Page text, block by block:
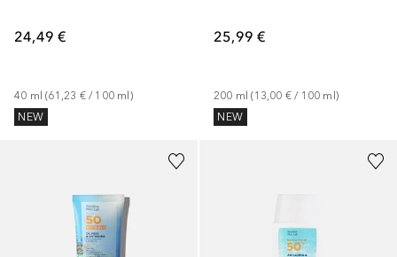
24,49 €
40 ml (61,23 € / 100 ml )
NEW
25,99 €
200 ml (13,00 € / 100 ml )
NEW